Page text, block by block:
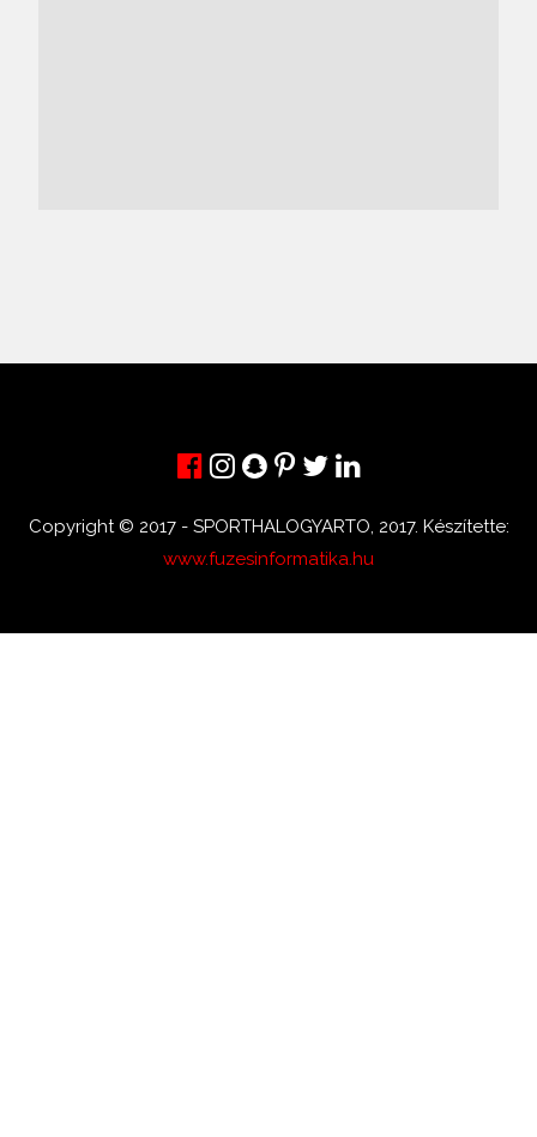
Copyright © 2017 - SPORTHALOGYARTO, 2017. Készítette:
www.fuzesinformatika.hu